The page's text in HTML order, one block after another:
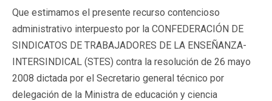
Que estimamos el presente recurso contencioso
administrativo interpuesto por la CONFEDERACIÓN DE
SINDICATOS DE TRABAJADORES DE LA ENSEÑANZA-
INTERSINDICAL (STES) contra la resolución de 26 mayo
2008 dictada por el Secretario general técnico por
delegación de la Ministra de educación y ciencia